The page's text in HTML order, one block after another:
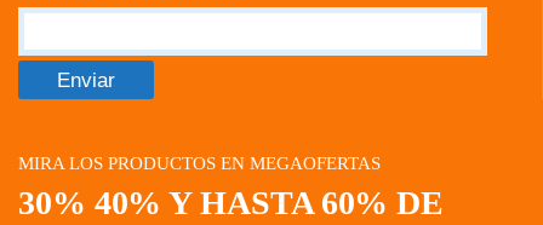
MIRA LOS PRODUCTOS EN MEGAOFERTAS
30% 40% Y HASTA 60% DE